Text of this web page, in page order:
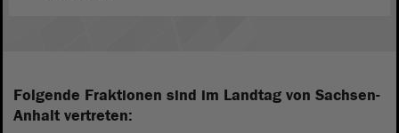
Folgende Fraktionen sind im Landtag von Sachsen-
Anhalt vertreten: